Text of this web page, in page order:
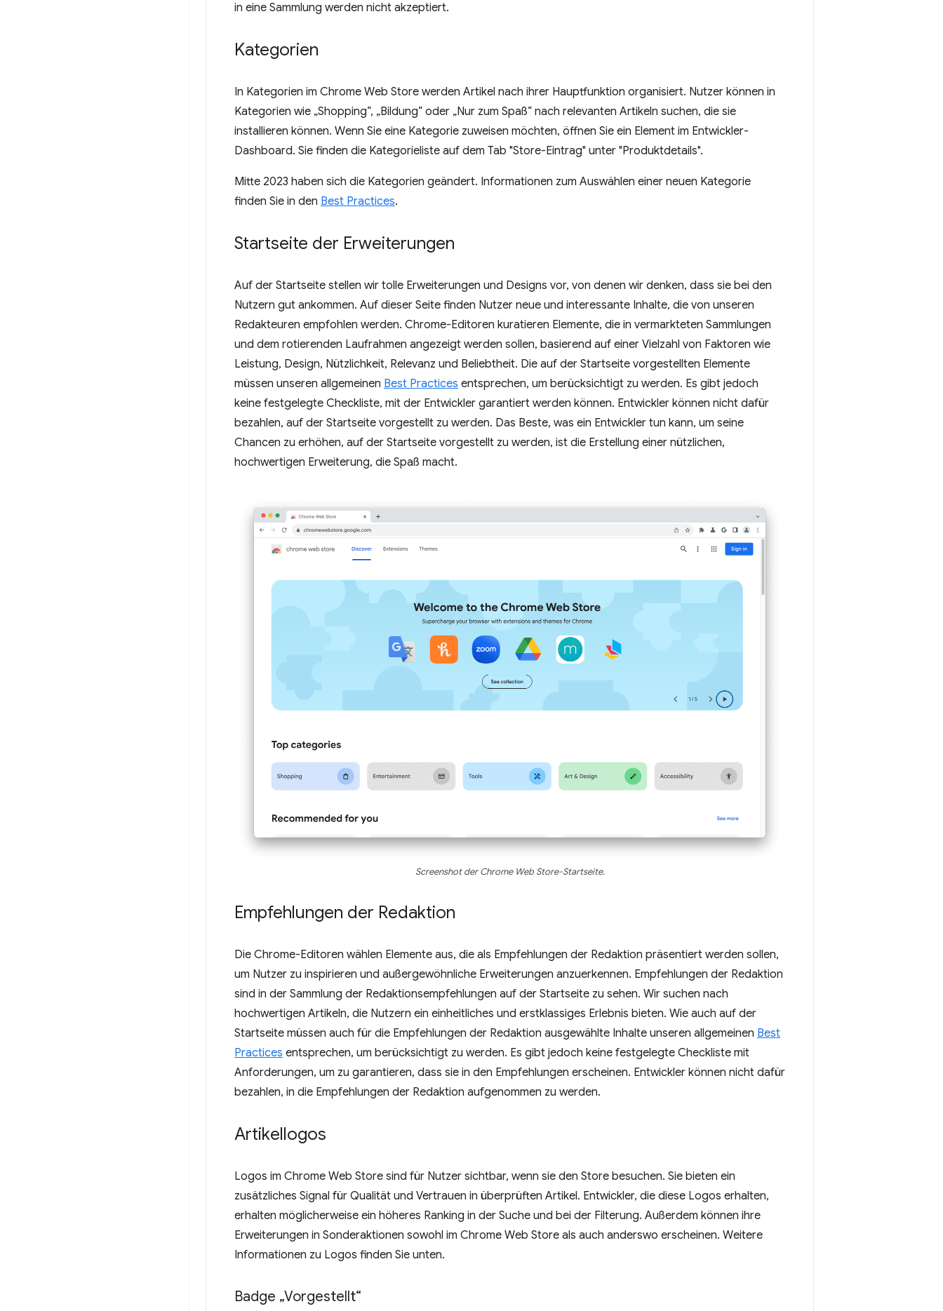
in eine Sammlung werden nicht akzeptiert.
Kategorien
In Kategorien im Chrome Web Store werden Artikel nach ihrer Hauptfunktion organisiert. Nutzer können in
Kategorien wie „Shopping“, „Bildung“ oder „Nur zum Spaß“ nach relevanten Artikeln suchen, die sie
installieren können. Wenn Sie eine Kategorie zuweisen möchten, öffnen Sie ein Element im Entwickler-
Dashboard. Sie finden die Kategorieliste auf dem Tab "Store-Eintrag" unter "Produktdetails".
Mitte 2023 haben sich die Kategorien geändert. Informationen zum Auswählen einer neuen Kategorie
finden Sie in den Best Practices.
Startseite der Erweiterungen
Auf der Startseite stellen wir tolle Erweiterungen und Designs vor, von denen wir denken, dass sie bei den
Nutzern gut ankommen. Auf dieser Seite finden Nutzer neue und interessante Inhalte, die von unseren
Redakteuren empfohlen werden. Chrome-Editoren kuratieren Elemente, die in vermarkteten Sammlungen
und dem rotierenden Laufrahmen angezeigt werden sollen, basierend auf einer Vielzahl von Faktoren wie
Leistung, Design, Nützlichkeit, Relevanz und Beliebtheit. Die auf der Startseite vorgestellten Elemente
müssen unseren allgemeinen Best Practices entsprechen, um berücksichtigt zu werden. Es gibt jedoch
keine festgelegte Checkliste, mit der Entwickler garantiert werden können. Entwickler können nicht dafür
bezahlen, auf der Startseite vorgestellt zu werden. Das Beste, was ein Entwickler tun kann, um seine
Chancen zu erhöhen, auf der Startseite vorgestellt zu werden, ist die Erstellung einer nützlichen,
hochwertigen Erweiterung, die Spaß macht.
Screenshot der Chrome Web Store-Startseite.
Empfehlungen der Redaktion
Die Chrome-Editoren wählen Elemente aus, die als Empfehlungen der Redaktion präsentiert werden sollen,
um Nutzer zu inspirieren und außergewöhnliche Erweiterungen anzuerkennen. Empfehlungen der Redaktion
sind in der Sammlung der Redaktionsempfehlungen auf der Startseite zu sehen. Wir suchen nach
hochwertigen Artikeln, die Nutzern ein einheitliches und erstklassiges Erlebnis bieten. Wie auch auf der
Startseite müssen auch für die Empfehlungen der Redaktion ausgewählte Inhalte unseren allgemeinen Best
Practices entsprechen, um berücksichtigt zu werden. Es gibt jedoch keine festgelegte Checkliste mit
Anforderungen, um zu garantieren, dass sie in den Empfehlungen erscheinen. Entwickler können nicht dafür
bezahlen, in die Empfehlungen der Redaktion aufgenommen zu werden.
Artikellogos
Logos im Chrome Web Store sind für Nutzer sichtbar, wenn sie den Store besuchen. Sie bieten ein
zusätzliches Signal für Qualität und Vertrauen in überprüften Artikel. Entwickler, die diese Logos erhalten,
erhalten möglicherweise ein höheres Ranking in der Suche und bei der Filterung. Außerdem können ihre
Erweiterungen in Sonderaktionen sowohl im Chrome Web Store als auch anderswo erscheinen. Weitere
Informationen zu Logos finden Sie unten.
Badge „Vorgestellt“